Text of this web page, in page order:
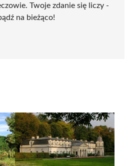
Twoje zdanie się liczy -
na bieżąco!